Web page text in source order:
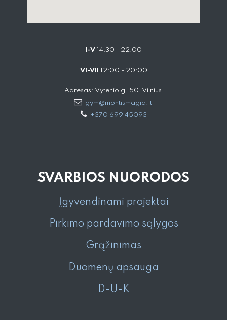
I-V14:30 - 22:00
VI-VII 12:00 - 20:00
Adresas: Vytenio g. 50, Vilnius
gym@montismagia.lt
+370 699 45093
SVARBIOS NUORODOS
Įgyvendinami projektai
Pirkimo pardavimo sąlygos
Grąžinimas
Duomenų apsauga
D-U-K